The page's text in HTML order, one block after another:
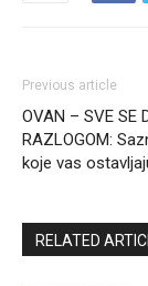
Previous article
OVAN – SVE SE
RAZLOGOM:
koje vas
RELATED